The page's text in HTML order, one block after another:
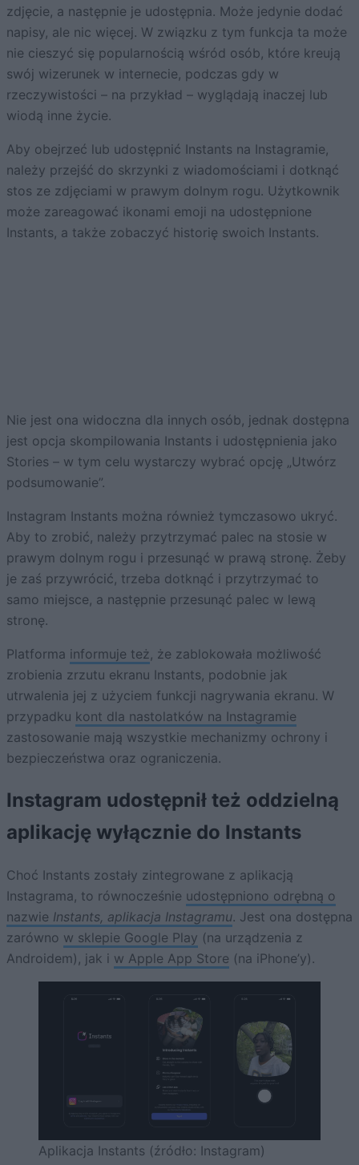
zdjęcie, a następnie je udostępnia. Może jedynie dodać
napisy, ale nic więcej. W związku z tym funkcja ta może
nie cieszyć się popularnością wśród osób, które kreują
swój wizerunek w internecie, podczas gdy w
rzeczywistości – na przykład – wyglądają inaczej lub
wiodą inne życie.
Aby obejrzeć lub udostępnić Instants na Instagramie,
należy przejść do skrzynki z wiadomościami i dotknąć
stos ze zdjęciami w prawym dolnym rogu. Użytkownik
może zareagować ikonami emoji na udostępnione
Instants, a także zobaczyć historię swoich Instants.
Nie jest ona widoczna dla innych osób, jednak dostępna
jest opcja skompilowania Instants i udostępnienia jako
Stories – w tym celu wystarczy wybrać opcję „Utwórz
podsumowanie”.
Instagram Instants można również tymczasowo ukryć.
Aby to zrobić, należy przytrzymać palec na stosie w
prawym dolnym rogu i przesunąć w prawą stronę. Żeby
je zaś przywrócić, trzeba dotknąć i przytrzymać to
samo miejsce, a następnie przesunąć palec w lewą
stronę.
Platforma informuje też, że zablokowała możliwość
zrobienia zrzutu ekranu Instants, podobnie jak
utrwalenia jej z użyciem funkcji nagrywania ekranu. W
przypadku kont dla nastolatków na Instagramie
zastosowanie mają wszystkie mechanizmy ochrony i
bezpieczeństwa oraz ograniczenia.
Instagram udostępnił też oddzielną
aplikację wyłącznie do Instants
Choć Instants zostały zintegrowane z aplikacją
Instagrama, to równocześnie udostępniono odrębną o
nazwie Instants, aplikacja Instagramu. Jest ona dostępna
zarówno w sklepie Google Play (na urządzenia z
Androidem), jak i w Apple App Store (na iPhone’y).
Aplikacja Instants (źródło: Instagram)